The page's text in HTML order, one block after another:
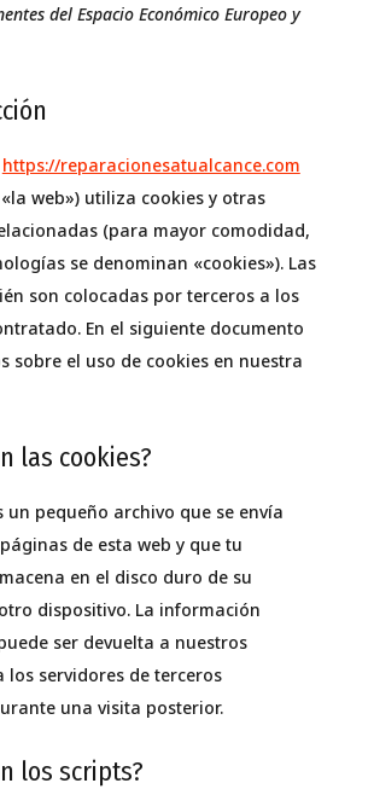
del Espacio Económico Europeo y
https://reparacionesatualcance.com
web») utiliza cookies y otras
(para mayor comodidad,
se denominan «cookies»). Las
son colocadas por terceros a los
En el siguiente documento
sobre el uso de cookies en nuestra
las cookies?
un pequeño archivo que se envía
de esta web y que tu
en el disco duro de su
dispositivo. La información
ser devuelta a nuestros
los servidores de terceros
una visita posterior.
los scripts?